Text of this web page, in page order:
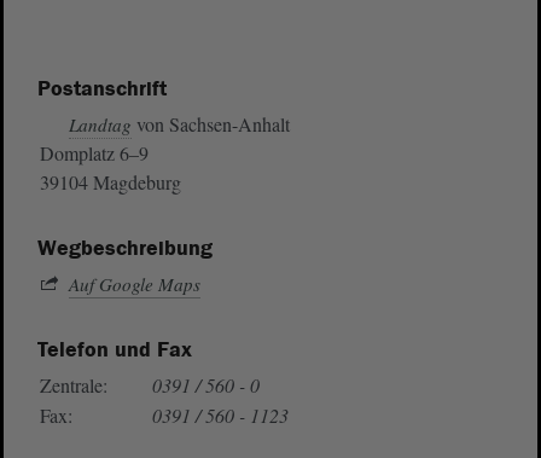
Postanschrift
Landtag von Sachsen-Anhalt
Domplatz 6–9
39104 Magdeburg
Wegbeschreibung
Auf Google Maps
Telefon und Fax
Zentrale:
0391 / 560 - 0
Fax:
0391 / 560 - 1123